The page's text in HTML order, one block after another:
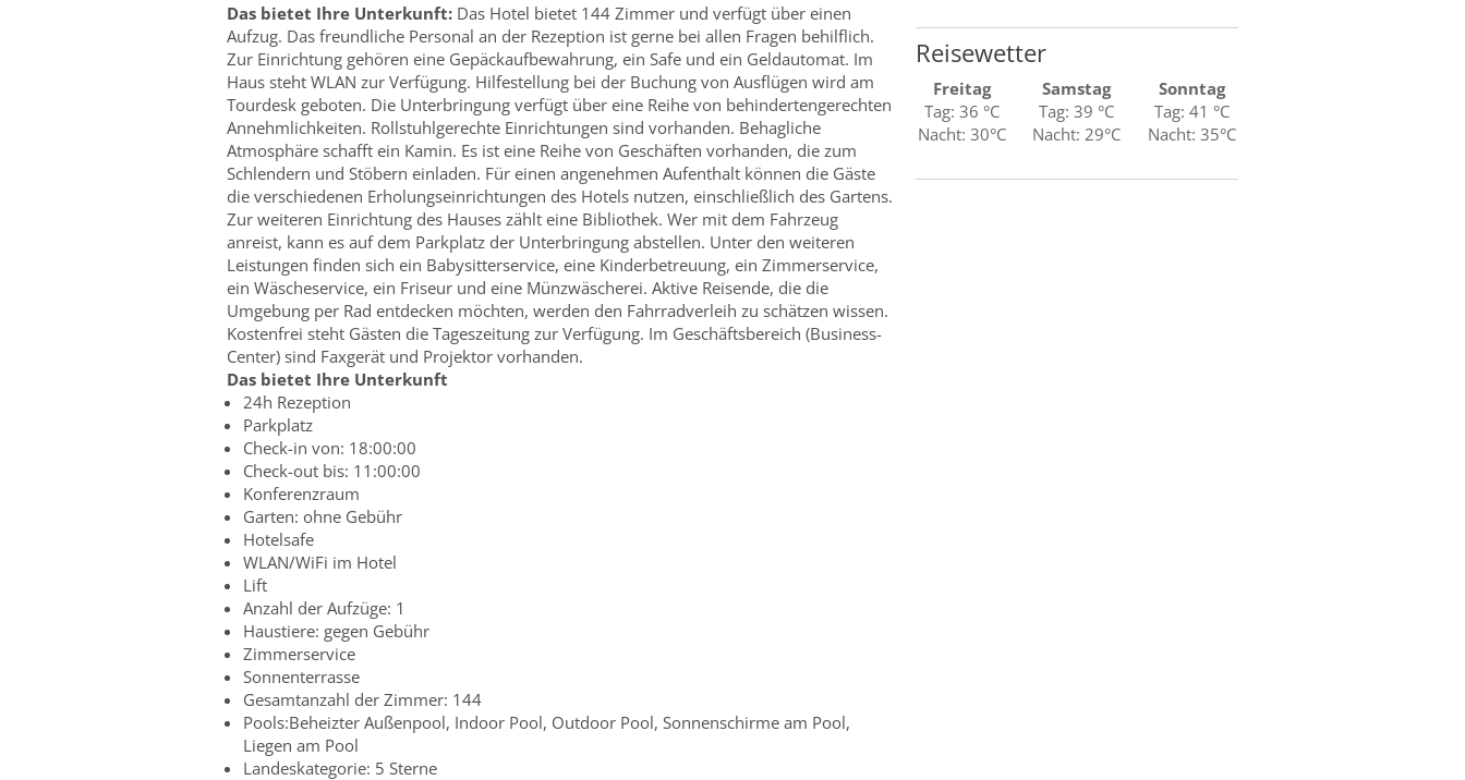
Das bietet Ihre Unterkunft: Das Hotel bietet 144 Zimmer und verfügt über einen
Aufzug. Das freundliche Personal an der Rezeption ist gerne bei allen Fragen behilflich.
Zur Einrichtung gehören eine Gepäckaufbewahrung, ein Safe und ein Geldautomat. Im
Haus steht WLAN zur Verfügung. Hilfestellung bei der Buchung von Ausflügen wird am
Tourdesk geboten. Die Unterbringung verfügt über eine Reihe von behindertengerechten
Annehmlichkeiten. Rollstuhlgerechte Einrichtungen sind vorhanden. Behagliche
Atmosphäre schafft ein Kamin. Es ist eine Reihe von Geschäften vorhanden, die zum
Schlendern und Stöbern einladen. Für einen angenehmen Aufenthalt können die Gäste
die verschiedenen Erholungseinrichtungen des Hotels nutzen, einschließlich des Gartens.
Zur weiteren Einrichtung des Hauses zählt eine Bibliothek. Wer mit dem Fahrzeug
anreist, kann es auf dem Parkplatz der Unterbringung abstellen. Unter den weiteren
Leistungen finden sich ein Babysitterservice, eine Kinderbetreuung, ein Zimmerservice,
ein Wäscheservice, ein Friseur und eine Münzwäscherei. Aktive Reisende, die die
Umgebung per Rad entdecken möchten, werden den Fahrradverleih zu schätzen wissen.
Kostenfrei steht Gästen die Tageszeitung zur Verfügung. Im Geschäftsbereich (Business-
Center) sind Faxgerät und Projektor vorhanden.
Das bietet Ihre Unterkunft
24h Rezeption
Parkplatz
Check-in von: 18:00:00
Check-out bis: 11:00:00
Konferenzraum
Garten: ohne Gebühr
Hotelsafe
WLAN/WiFi im Hotel
Lift
Anzahl der Aufzüge: 1
Haustiere: gegen Gebühr
Zimmerservice
Sonnenterrasse
Gesamtanzahl der Zimmer: 144
Pools:Beheizter Außenpool, Indoor Pool, Outdoor Pool, Sonnenschirme am Pool,
Liegen am Pool
Landeskategorie: 5 Sterne
Reisewetter
Freitag
Tag: 36 °C
Nacht: 30°C
Samstag
Tag: 39 °C
Nacht: 29°C
Sonntag
Tag: 41 °C
Nacht: 35°C